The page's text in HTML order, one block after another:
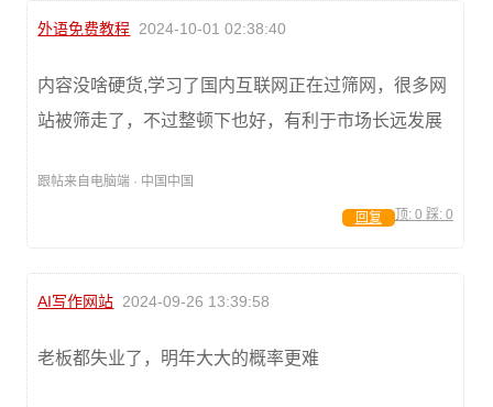
外语免费教程 2024-10-01 02:38:40
内容没啥硬货,学习了国内互联网正在过筛网，很多网
站被筛走了，不过整顿下也好，有利于市场长远发展
跟帖来自电脑端 · 中国中国
顶: 0 踩: 0
回复
AI写作网站 2024-09-26 13:39:58
老板都失业了，明年大大的概率更难